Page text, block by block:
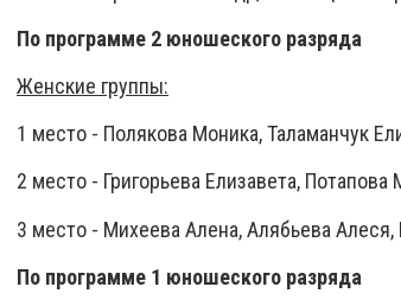
По программе 2 юношеского разряда
Женские группы:
1 место - Полякова Моника, Таламанчук
2 место - Григорьева Елизавета,
3 место - Михеева Алена, Алябьева Алеся,
По программе 1 юношеского разряда